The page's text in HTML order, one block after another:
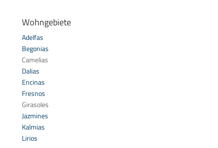
Wohngebiete
Adelfas
Begonias
Camelias
Dalias
Encinas
Fresnos
Girasoles
Jazmines
Kalmias
Lirios